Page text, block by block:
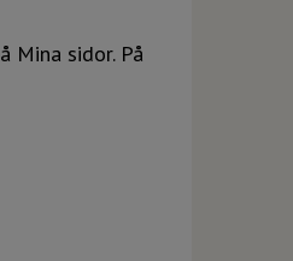
Mina sidor. På